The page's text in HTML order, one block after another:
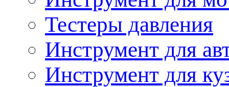
Тестеры давления
Инструмент для
Инструмент для